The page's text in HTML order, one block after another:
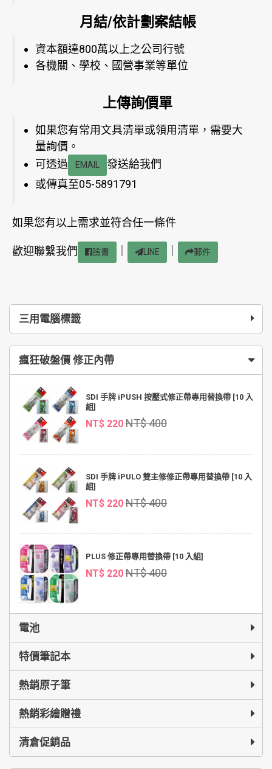
三用電腦標籤
瘋狂破盤價 修正內帶
SDI 手牌 iPUSH 按壓式修正帶專用替換帶 [10 入
組]
NT$ 220 NT$ 400
SDI 手牌 iPULO 雙主修修正帶專用替換帶 [10 入
組]
NT$ 220 NT$ 400
PLUS 修正帶專用替換帶 [10 入組]
NT$ 220 NT$ 400
電池
特價筆記本
熱銷原子筆
熱銷彩繪贈禮
清倉促銷品
月結/依計劃案結帳
資本額達800萬以上之公司行號
各機關、學校、國營事業等單位
上傳詢價單
如果您有常用文具清單或領用清單，需要大
量詢價。
可透過
EMAIL
發送給我們
或傳真至05-5891791
如果您有以上需求並符合任一條件
歡迎聯繫我們 臉書 LINE 郵件